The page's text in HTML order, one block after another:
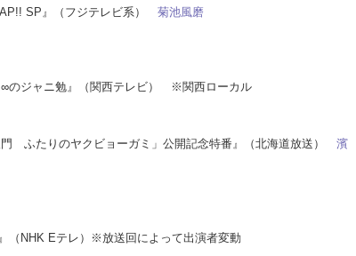
SP』（フジテレビ系） 菊池風磨
のジャニ勉』（関西テレビ） ※関西ローカル
ふたりのヤクビョーガミ」公開記念特番』（北海道放送） 濱
（NHK Eテレ）※放送回によって出演者変動